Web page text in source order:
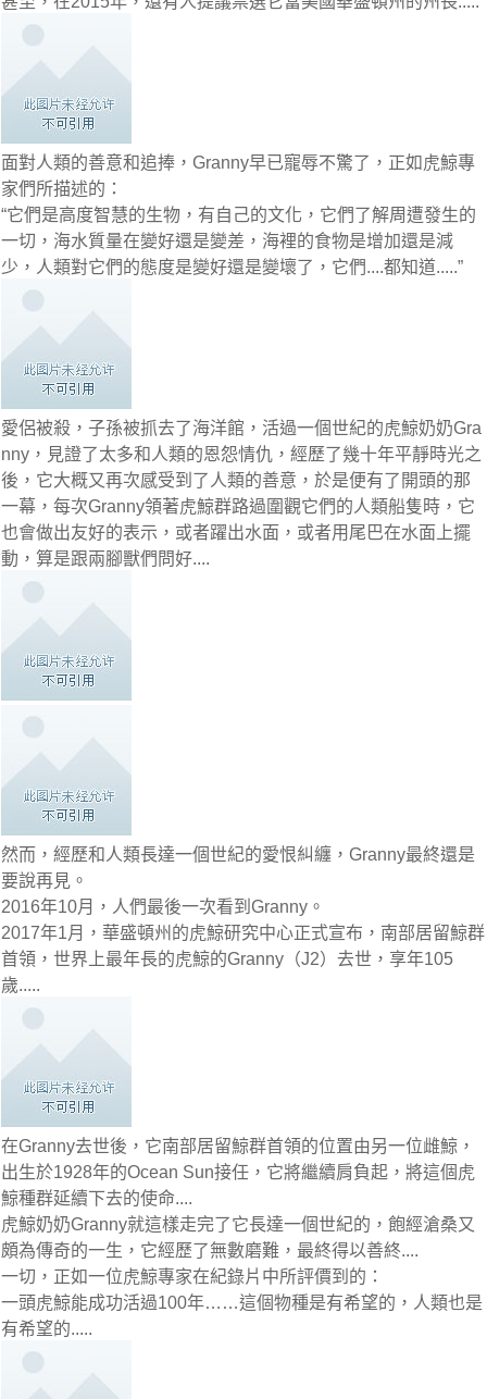
面對人類的善意和追捧，Granny早已寵辱不驚了，正如虎鯨專
家們所描述的：
“它們是高度智慧的生物，有自己的文化，它們了解周遭發生的
一切，海水質量在變好還是變差，海裡的食物是增加還是減
少，人類對它們的態度是變好還是變壞了，它們....都知道.....”
愛侶被殺，子孫被抓去了海洋館，活過一個世紀的虎鯨奶奶Gra
nny，見證了太多和人類的恩怨情仇，經歷了幾十年平靜時光之
後，它大概又再次感受到了人類的善意，於是便有了開頭的那
一幕，每次Granny領著虎鯨群路過圍觀它們的人類船隻時，它
也會做出友好的表示，或者躍出水面，或者用尾巴在水面上擺
動，算是跟兩腳獸們問好....
然而，經歷和人類長達一個世紀的愛恨糾纏，Granny最終還是
要說再見。
2016年10月，人們最後一次看到Granny。
2017年1月，華盛頓州的虎鯨研究中心正式宣布，南部居留鯨群
首領，世界上最年長的虎鯨的Granny（J2）去世，享年105
歲.....
在Granny去世後，它南部居留鯨群首領的位置由另一位雌鯨，
出生於1928年的Ocean Sun接任，它將繼續肩負起，將這個虎
鯨種群延續下去的使命....
虎鯨奶奶Granny就這樣走完了它長達一個世紀的，飽經滄桑又
頗為傳奇的一生，它經歷了無數磨難，最終得以善終....
一切，正如一位虎鯨專家在紀錄片中所評價到的：
一頭虎鯨能成功活過100年……這個物種是有希望的，人類也是
有希望的.....